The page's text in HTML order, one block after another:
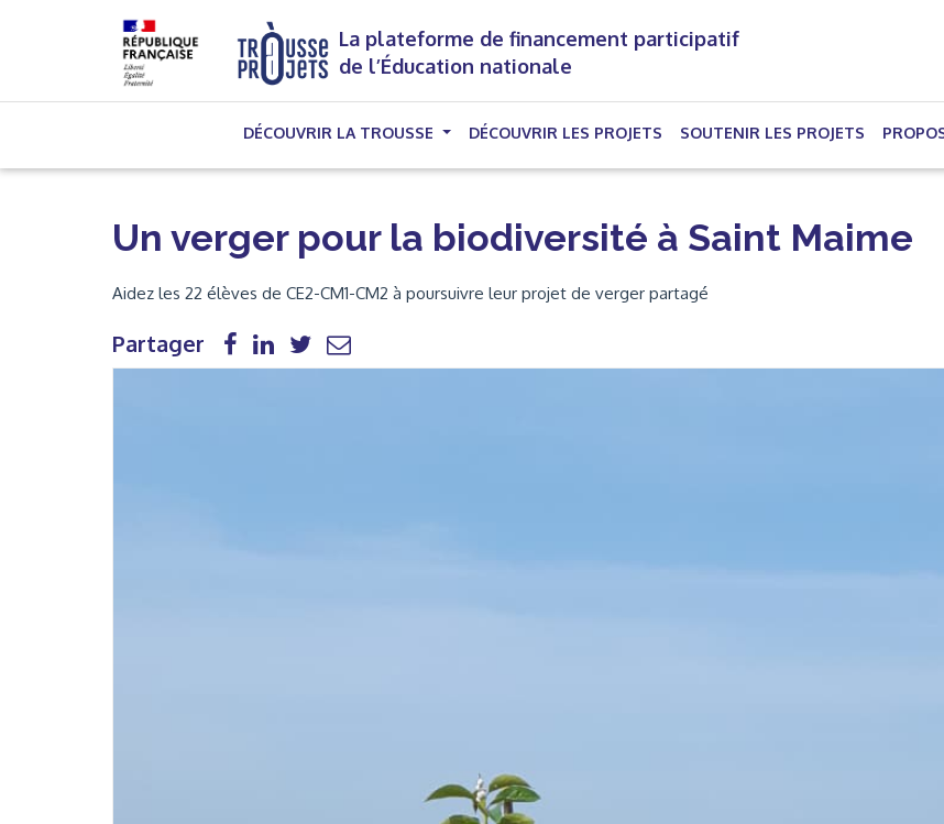
La plateforme de financement participatif
de l’Éducation nationale
DÉCOUVRIR LA TROUSSE DÉCOUVRIR LES PROJETS (CURRENT)
SOUTENIR LES PROJETS
Un verger pour la biodiversité à Saint Maime
Aidez les 22 élèves de CE2-CM1-CM2 à poursuivre leur projet de verger partagé
Partager